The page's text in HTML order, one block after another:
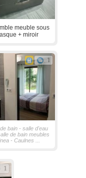
meuble sous
+ miroir
1
bain - salle d'eau
de bain meubles
- Caulnes ...
1